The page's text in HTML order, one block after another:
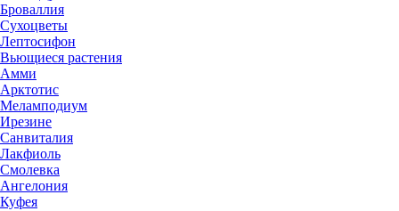
Броваллия
Сухоцветы
Лептосифон
Вьющиеся растения
Амми
Арктотис
Меламподиум
Ирезине
Санвиталия
Лакфиоль
Смолевка
Ангелония
Куфея